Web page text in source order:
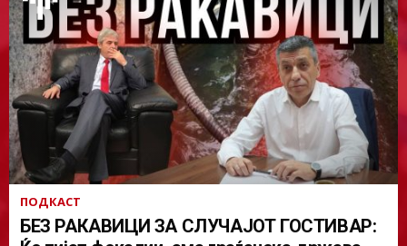
ПОДКАСТ
БЕЗ РАКАВИЦИ ЗА СЛУЧАЈОТ ГОСТИВАР: